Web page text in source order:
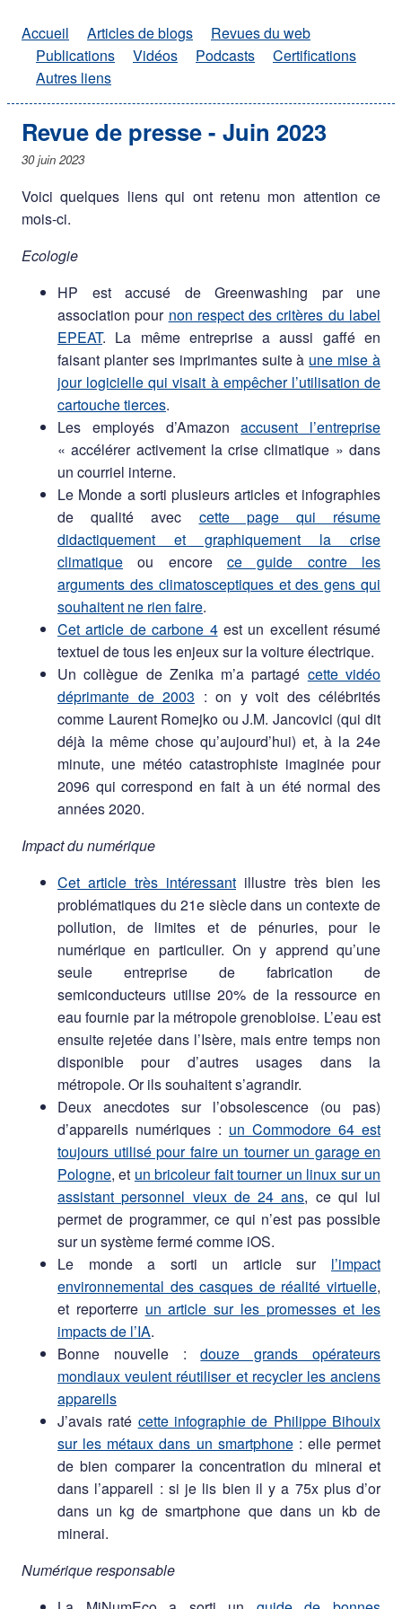
Accueil Articles de blogs
Revues du web
Publications
Vidéos Podcasts
Certifications
Autres liens
Revue de presse - Juin 2023
30 juin 2023
Voici quelques liens qui ont retenu mon attention ce
mois-ci.
Ecologie
HP est accusé de Greenwashing par une
association pour non respect des critères du label
EPEAT. La même entreprise a aussi gaffé en
faisant planter ses imprimantes suite à une mise à
jour logicielle qui visait à empêcher l’utilisation de
cartouche tierces.
Les employés d’Amazonaccusent l’entreprise
« accélérer activement la crise climatique » dans
un courriel interne.
Le Monde a sorti plusieurs articles et infographies
de qualité avec cette page qui résume
didactiquement et graphiquement la crise
climatique ou encore ce guide contre les
arguments des climatosceptiques et des gens qui
souhaitent ne rien faire.
Cet article de carbone 4est un excellent résumé
textuel de tous les enjeux sur la voiture électrique.
Un collègue de Zenika m’a partagé cette vidéo
déprimante de 2003 : on y voit des célébrités
comme Laurent Romejko ou J.M. Jancovici (qui dit
déjà la même chose qu’aujourd’hui) et, à la 24e
minute, une météo catastrophiste imaginée pour
2096 qui correspond en fait à un été normal des
années 2020.
Impact du numérique
Cet article très intéressant illustre très bien les
problématiques du 21e siècle dans un contexte de
pollution, de limites et de pénuries, pour le
numérique en particulier. On y apprend qu’une
seule entreprise de fabrication de
semiconducteurs utilise 20% de la ressource en
eau fournie par la métropole grenobloise. L’eau est
ensuite rejetée dans l’Isère, mais entre temps non
disponible pour d’autres usages dans la
métropole. Or ils souhaitent s’agrandir.
Deux anecdotes sur l’obsolescence (ou pas)
d’appareils numériques : un Commodore 64 est
toujours utilisé pour faire un tourner un garage en
Pologne, et un bricoleur fait tourner un linux sur un
assistant personnel vieux de 24 ans, ce qui lui
permet de programmer, ce qui n’est pas possible
sur un système fermé comme iOS.
Le monde a sorti un article sur l’impact
environnemental des casques de réalité virtuelle,
et reporterre un article sur les promesses et les
impacts de l’IA.
Bonne nouvelle :douze grands opérateurs
mondiaux veulent réutiliser et recycler les anciens
appareils
J’avais raté cette infographie de Philippe Bihouix
sur les métaux dans un smartphone: elle permet
de bien comparer la concentration du minerai et
dans l’appareil : si je lis bien il y a 75x plus d’or
dans un kg de smartphone que dans un kb de
minerai.
Numérique responsable